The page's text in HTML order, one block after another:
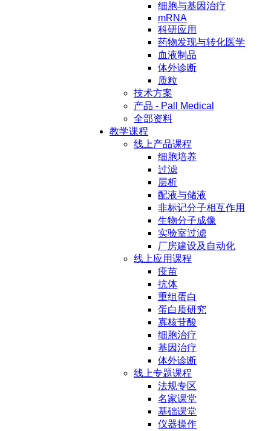
细胞与基因治疗
mRNA
科研应用
药物发现与转化医学
血液制品
体外诊断
质粒
技术方案
产品 - Pall Medical
全部资料
教学课程
线上产品课程
细胞培养
过滤
层析
配液与储液
非标记分子相互作用
生物分子成像
实验室过滤
厂房建设及自动化
线上应用课程
疫苗
抗体
重组蛋白
蛋白质研究
寡核苷酸
细胞治疗
基因治疗
体外诊断
线上专题课程
法规专区
名家课堂
基础课堂
仪器操作